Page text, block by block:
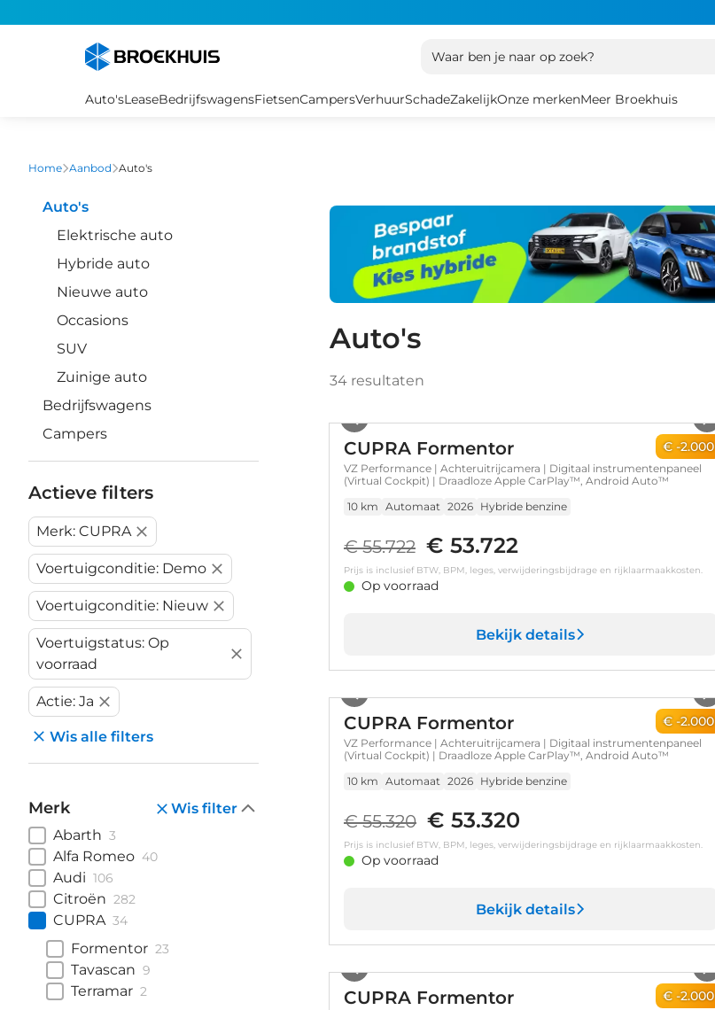
Waar ben je naar op zoek?
Auto'sLeaseBedrijfswagensFietsenCampersVerhuurSchadeZakelijkOnze merkenMeer Broekhuis
Home Aanbod Auto's
Auto's
Elektrische auto
Hybride auto
Nieuwe auto
Occasions
SUV
Zuinige auto
Bedrijfswagens
Campers
Actieve filters
Merk: CUPRA
Voertuigconditie: Demo
Voertuigconditie: Nieuw
Voertuigstatus: Op
voorraad
Actie: Ja
Wis alle filters
Merk
Wis filter
Abarth 3
Alfa Romeo 40
Audi 106
Citroën 282
CUPRA 34
Formentor 23
Tavascan 9
Terramar 2
Auto's
34resultaten
€ -2.000
CUPRA Formentor
VZ Performance | Achteruitrijcamera | Digitaal instrumentenpaneel
(Virtual Cockpit) | Draadloze Apple CarPlay™, Android Auto™
10 km Automaat 2026 Hybride benzine
€ 55.722 € 53.722
Prijs is inclusief BTW, BPM, leges, verwijderingsbijdrage en rijklaarmaakkosten.
Op voorraad
Bekijk details
€ -2.000
CUPRA Formentor
VZ Performance | Achteruitrijcamera | Digitaal instrumentenpaneel
(Virtual Cockpit) | Draadloze Apple CarPlay™, Android Auto™
10 km Automaat 2026 Hybride benzine
€ 55.320 € 53.320
Prijs is inclusief BTW, BPM, leges, verwijderingsbijdrage en rijklaarmaakkosten.
Op voorraad
Bekijk details
€ -2.000
CUPRA Formentor